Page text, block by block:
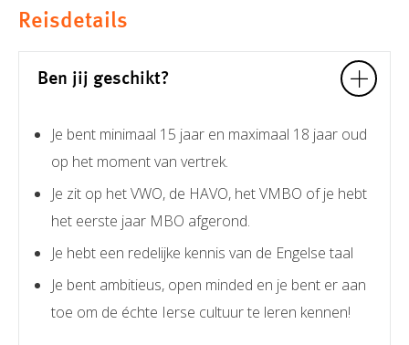
Reisdetails
Ben jij geschikt?
Je bent minimaal 15 jaar en maximaal 18 jaar oud
op het moment van vertrek.
Je zit op het VWO, de HAVO, het VMBO of je hebt
het eerste jaar MBO afgerond.
Je hebt een redelijke kennis van de Engelse taal
Je bent ambitieus, open minded en je bent er aan
toe om de échte Ierse cultuur te leren kennen!